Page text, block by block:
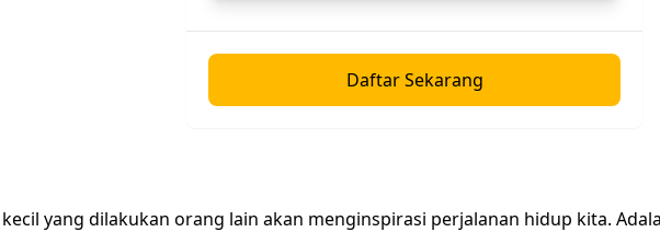
yang dilakukan orang lain akan menginspirasi perjalanan hidup kita.
Daftar Sekarang